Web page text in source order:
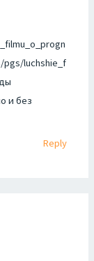
pgs/luchshie_f
и без
Reply